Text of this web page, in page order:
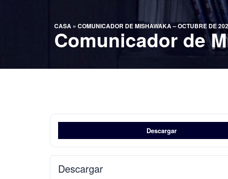
CASA » COMUNICADOR DE MISHAWAKA – OCTUBRE DE
Comunicador de
Descargar
Descargar